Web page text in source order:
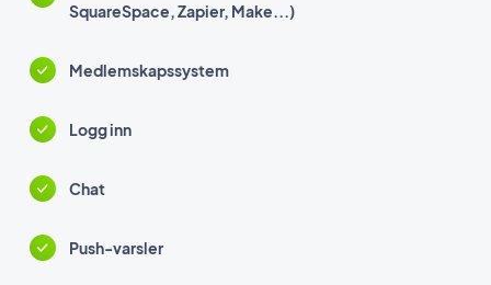
SquareSpace, Zapier, Make...)
Medlemskapssystem
Logg inn
Chat
Push-varsler